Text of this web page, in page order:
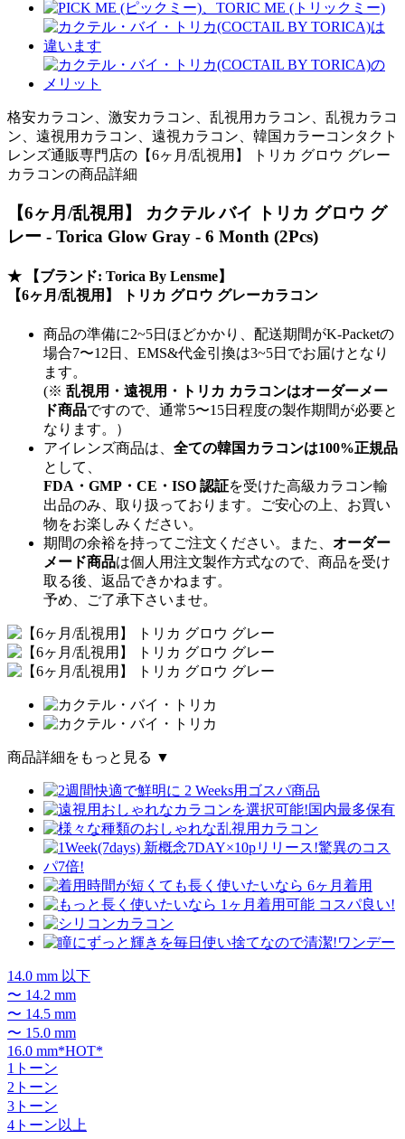
格安カラコン、激安カラコン、乱視用カラコン、乱視カラコ
ン、遠視用カラコン、遠視カラコン、韓国カラーコンタクト
レンズ通販専門店の【6ヶ月/乱視用】 トリカ グロウ グレー
カラコンの商品詳細
【6ヶ月/乱視用】 カクテル バイ トリカ グロウ グ
レー - Torica Glow Gray - 6 Month (2Pcs)
★
【ブランド: Torica By Lensme】
【6ヶ月/乱視用】 トリカ グロウ グレーカラコン
商品の準備に2~5日ほどかかり、配送期間がK-Packetの
場合7〜12日、EMS&代金引換は3~5日でお届けとなり
ます。
(※ 乱視用・遠視用・トリカ カラコンはオーダーメー
ド商品ですので、 通常5〜15日程度の製作期間が必要と
なります。）
アイレンズ商品は、 全ての韓国カラコンは100%正規品
として、
FDA・GMP・CE・ISO 認証を受けた高級カラコン輸
出品のみ、取り扱っております。ご安心の上、お買い
物をお楽しみください。
期間の余裕を持ってご注文ください。また、 オーダー
メード商品は個人用注文製作方式なので、商品を受け
取る後、返品できかねます。
予め、ご了承下さいませ。
商品詳細をもっと見る ▼
14.0 mm 以下
〜 14.2 mm
〜 14.5 mm
〜 15.0 mm
16.0 mm*HOT*
1トーン
2トーン
3トーン
4トーン以上